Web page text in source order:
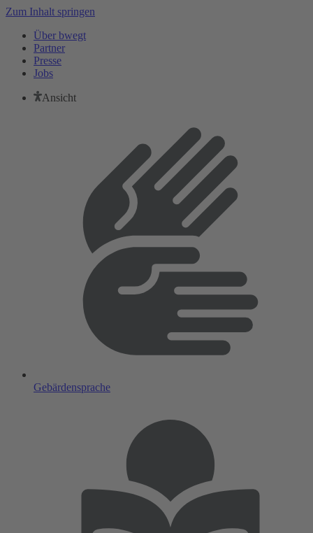
Zum Inhalt springen
Über bwegt
Partner
Presse
Jobs
Ansicht
Gebärdensprache